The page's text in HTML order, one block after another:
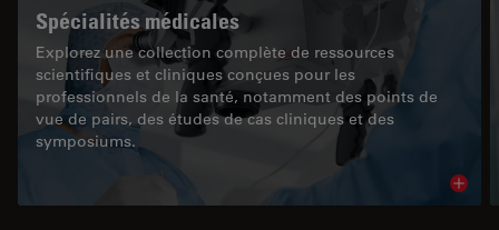
Spécialités médicales
Explorez une collection complète de ressources
scientifiques et cliniques conçues pour les
professionnels de la santé, notamment des points de
vue de pairs, des études de cas cliniques et des
symposiums.